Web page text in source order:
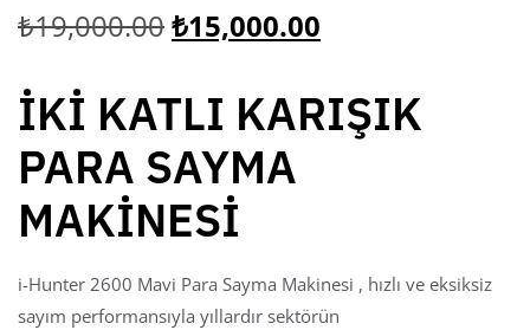
₺19,000.00₺15,000.00
İKİ KATLI KARIŞIK
PARA SAYMA
MAKİNESİ
i-Hunter 2600 Mavi Para Sayma Makinesi , hızlı ve eksiksiz
sayım performansıyla yıllardır sektörün